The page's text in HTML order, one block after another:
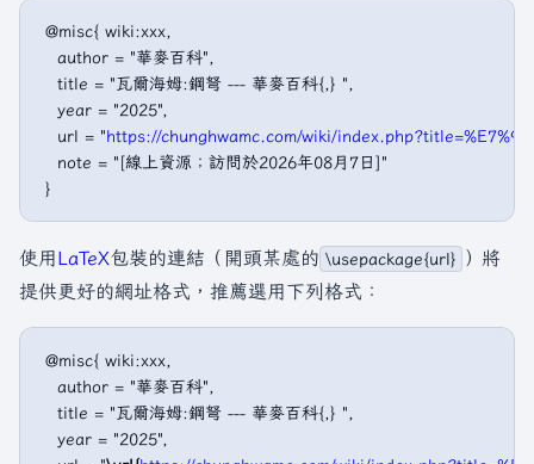
@misc{ wiki:xxx,
   author = "華麥百科",
   title = "瓦爾海姆:鋼弩 --- 華麥百科{,} ",
   year = "2025",
   url = "
https://chunghwamc.com/wiki/
   note = "[線上資源；訪問於2026年08月7日]"
使用LaTeX包裝的連結（開頭某處的 \usepackage{url} ）將
提供更好的網址格式，推薦選用下列格式：
@misc{ wiki:xxx,
   author = "華麥百科",
   title = "瓦爾海姆:鋼弩 --- 華麥百科{,} ",
   year = "2025",